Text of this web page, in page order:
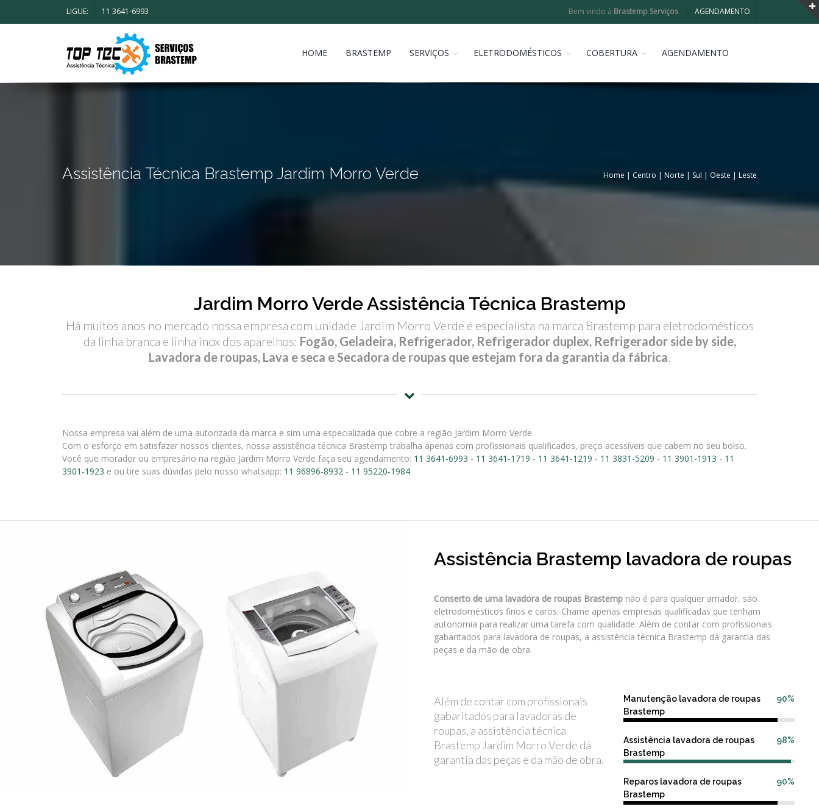
Bem vindo à Brastemp Serviços AGENDAMENTO
LIGUE: 11 3641-6993
HOME BRASTEMP SERVIÇOS ELETRODOMÉSTICOS COBERTURA AGENDAMENTO
Assistência Técnica Brastemp Jardim Morro Verde Home | Centro | Norte | Sul | Oeste | Leste
Jardim Morro Verde Assistência Técnica Brastemp
Há muitos anos no mercado nossa empresa com unidade Jardim Morro Verde é especialista na marca Brastemp para eletrodomésticos
da linha branca e linha inox dos aparelhos: Fogão, Geladeira, Refrigerador, Refrigerador duplex, Refrigerador side by side,
Lavadora de roupas, Lava e seca e Secadora de roupas que estejam fora da garantia da fábrica.
Nossa empresa vai além de uma autorizada da marca e sim uma especializada que cobre a região Jardim Morro Verde.
Com o esforço em satisfazer nossos clientes, nossa assistência técnica Brastemp trabalha apenas com profissionais qualificados, preço acessíveis que cabem no seu bolso.
Você que morador ou empresário na região Jardim Morro Verde faça seu agendamento: 11 3641-6993 - 11 3641-1719 - 11 3641-1219 - 11 3831-5209 - 11 3901-1913 - 11
3901-1923 e ou tire suas dúvidas pelo nosso whatsapp: 11 96896-8932 - 11 95220-1984
Assistência Brastemp lavadora de roupas
Conserto de uma lavadora de roupas Brastemp não é para qualquer amador, são
eletrodomésticos finos e caros. Chame apenas empresas qualificadas que tenham
autonomia para realizar uma tarefa com qualidade. Além de contar com profissionais
gabaritados para lavadora de roupas, a assistência técnica Brastemp dá garantia das
peças e da mão de obra.
Além de contar com profissionais
gabaritados para lavadoras de
roupas, a assistência técnica
Brastemp Jardim Morro Verde dá
garantia das peças e da mão de obra.
90%
Manutenção lavadora de roupas
Brastemp
98%
Assistência lavadora de roupas
Brastemp
90%
Reparos lavadora de roupas
Brastemp